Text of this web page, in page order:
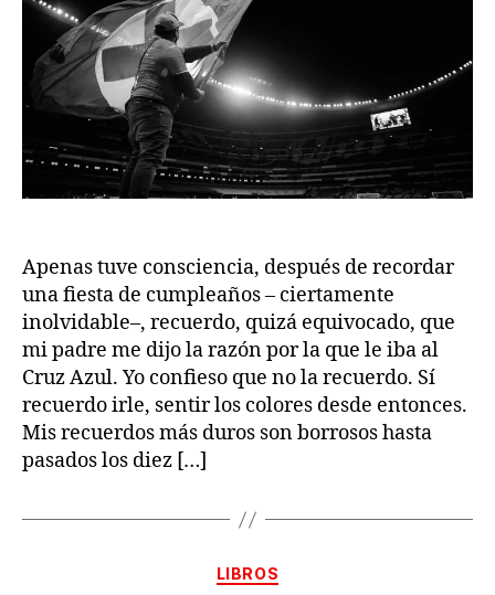
Apenas tuve consciencia, después de recordar
una fiesta de cumpleaños – ciertamente
inolvidable–, recuerdo, quizá equivocado, que
mi padre me dijo la razón por la que le iba al
Cruz Azul. Yo confieso que no la recuerdo. Sí
recuerdo irle, sentir los colores desde entonces.
Mis recuerdos más duros son borrosos hasta
pasados los diez […]
Categorías
LIBROS